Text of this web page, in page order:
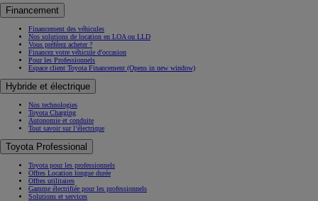
Financement
Financement des véhicules
Nos solutions de location en LOA ou LLD
Vous préférez acheter ?
Financez votre véhicule d'occasion
Pour les Professionnels
Espace client Toyota Financement (Opens in new window)
Hybride et électrique
Nos technologies
Toyota Charging
Autonomie et conduite
Tout savoir sur l’électrique
Toyota Professional
Toyota pour les professionnels
Offres Location longue durée
Offres utilitaires
Gamme électrifiée pour les professionnels
Solutions et services